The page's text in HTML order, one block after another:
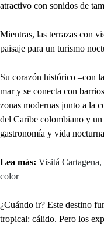
atractivo con sonidos de
Mientras, las terrazas con
paisaje para un turismo
Su corazón histórico –con la
mar y se conecta con
zonas modernas junto a la
del Caribe colombiano y
gastronomía y vida
Lea más: Visitá
color
¿Cuándo ir? Este destino
tropical: cálido. Pero los